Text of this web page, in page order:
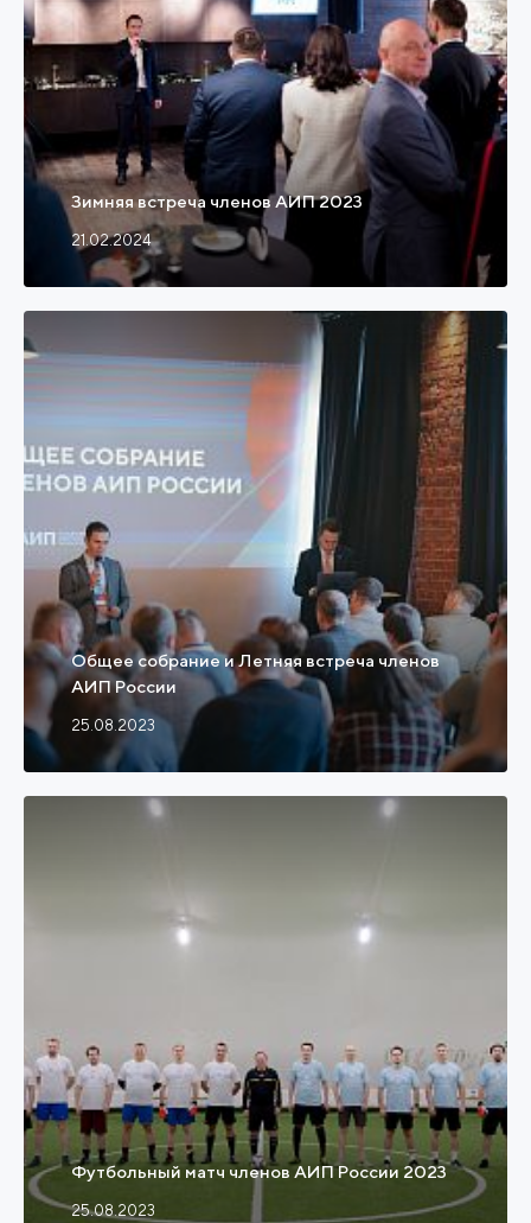
Зимняя встреча членов АИП 2023
21.02.2024
Общее собрание и Летняя встреча членов
АИП России
25.08.2023
Футбольный матч членов АИП России 2023
25.08.2023